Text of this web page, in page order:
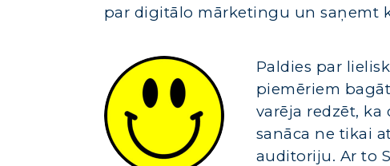
par digitālo mārketingu un saņemt
Paldies par
piemēriem
varēja redzēt,
sanāca ne tikai
auditoriju. Ar to